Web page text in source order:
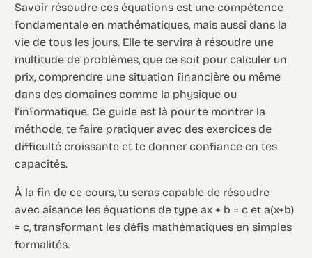
Savoir résoudre ces équations est une compétence
fondamentale en mathématiques, mais aussi dans la
vie de tous les jours. Elle te servira à résoudre une
multitude de problèmes, que ce soit pour calculer un
prix, comprendre une situation financière ou même
dans des domaines comme la physique ou
l’informatique. Ce guide est là pour te montrer la
méthode, te faire pratiquer avec des exercices de
difficulté croissante et te donner confiance en tes
capacités.
À la fin de ce cours, tu seras capable de résoudre
avec aisance les équations de type ax + b = c et a(x+b)
= c, transformant les défis mathématiques en simples
formalités.